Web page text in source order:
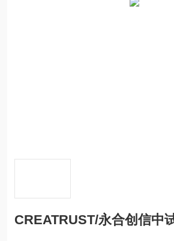
CREATRUST/永合创信中